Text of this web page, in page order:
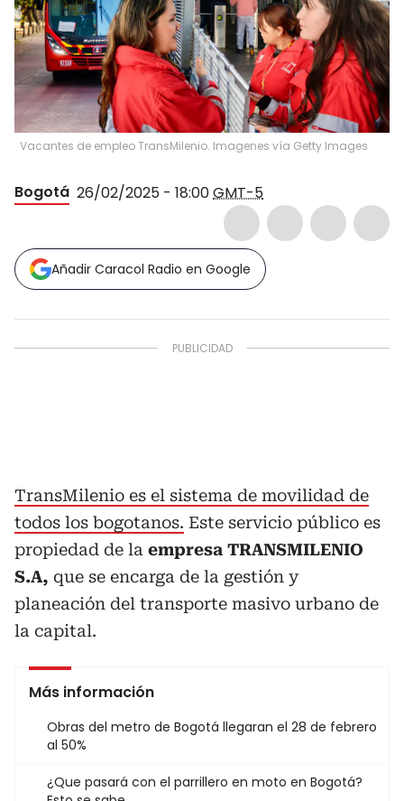
Vacantes de empleo TransMilenio. Imagenes vía Getty Images
Bogotá 26/02/2025 - 18:00GMT-5
Añadir Caracol Radio en Google
TransMilenio es el sistema de movilidad de
todos los bogotanos. Este servicio público es
propiedad de la empresa TRANSMILENIO
S.A, que se encarga de la gestión y
planeación del transporte masivo urbano de
la capital.
Más información
Obras del metro de Bogotá llegaran el 28 de febrero
al 50%
¿Que pasará con el parrillero en moto en Bogotá?